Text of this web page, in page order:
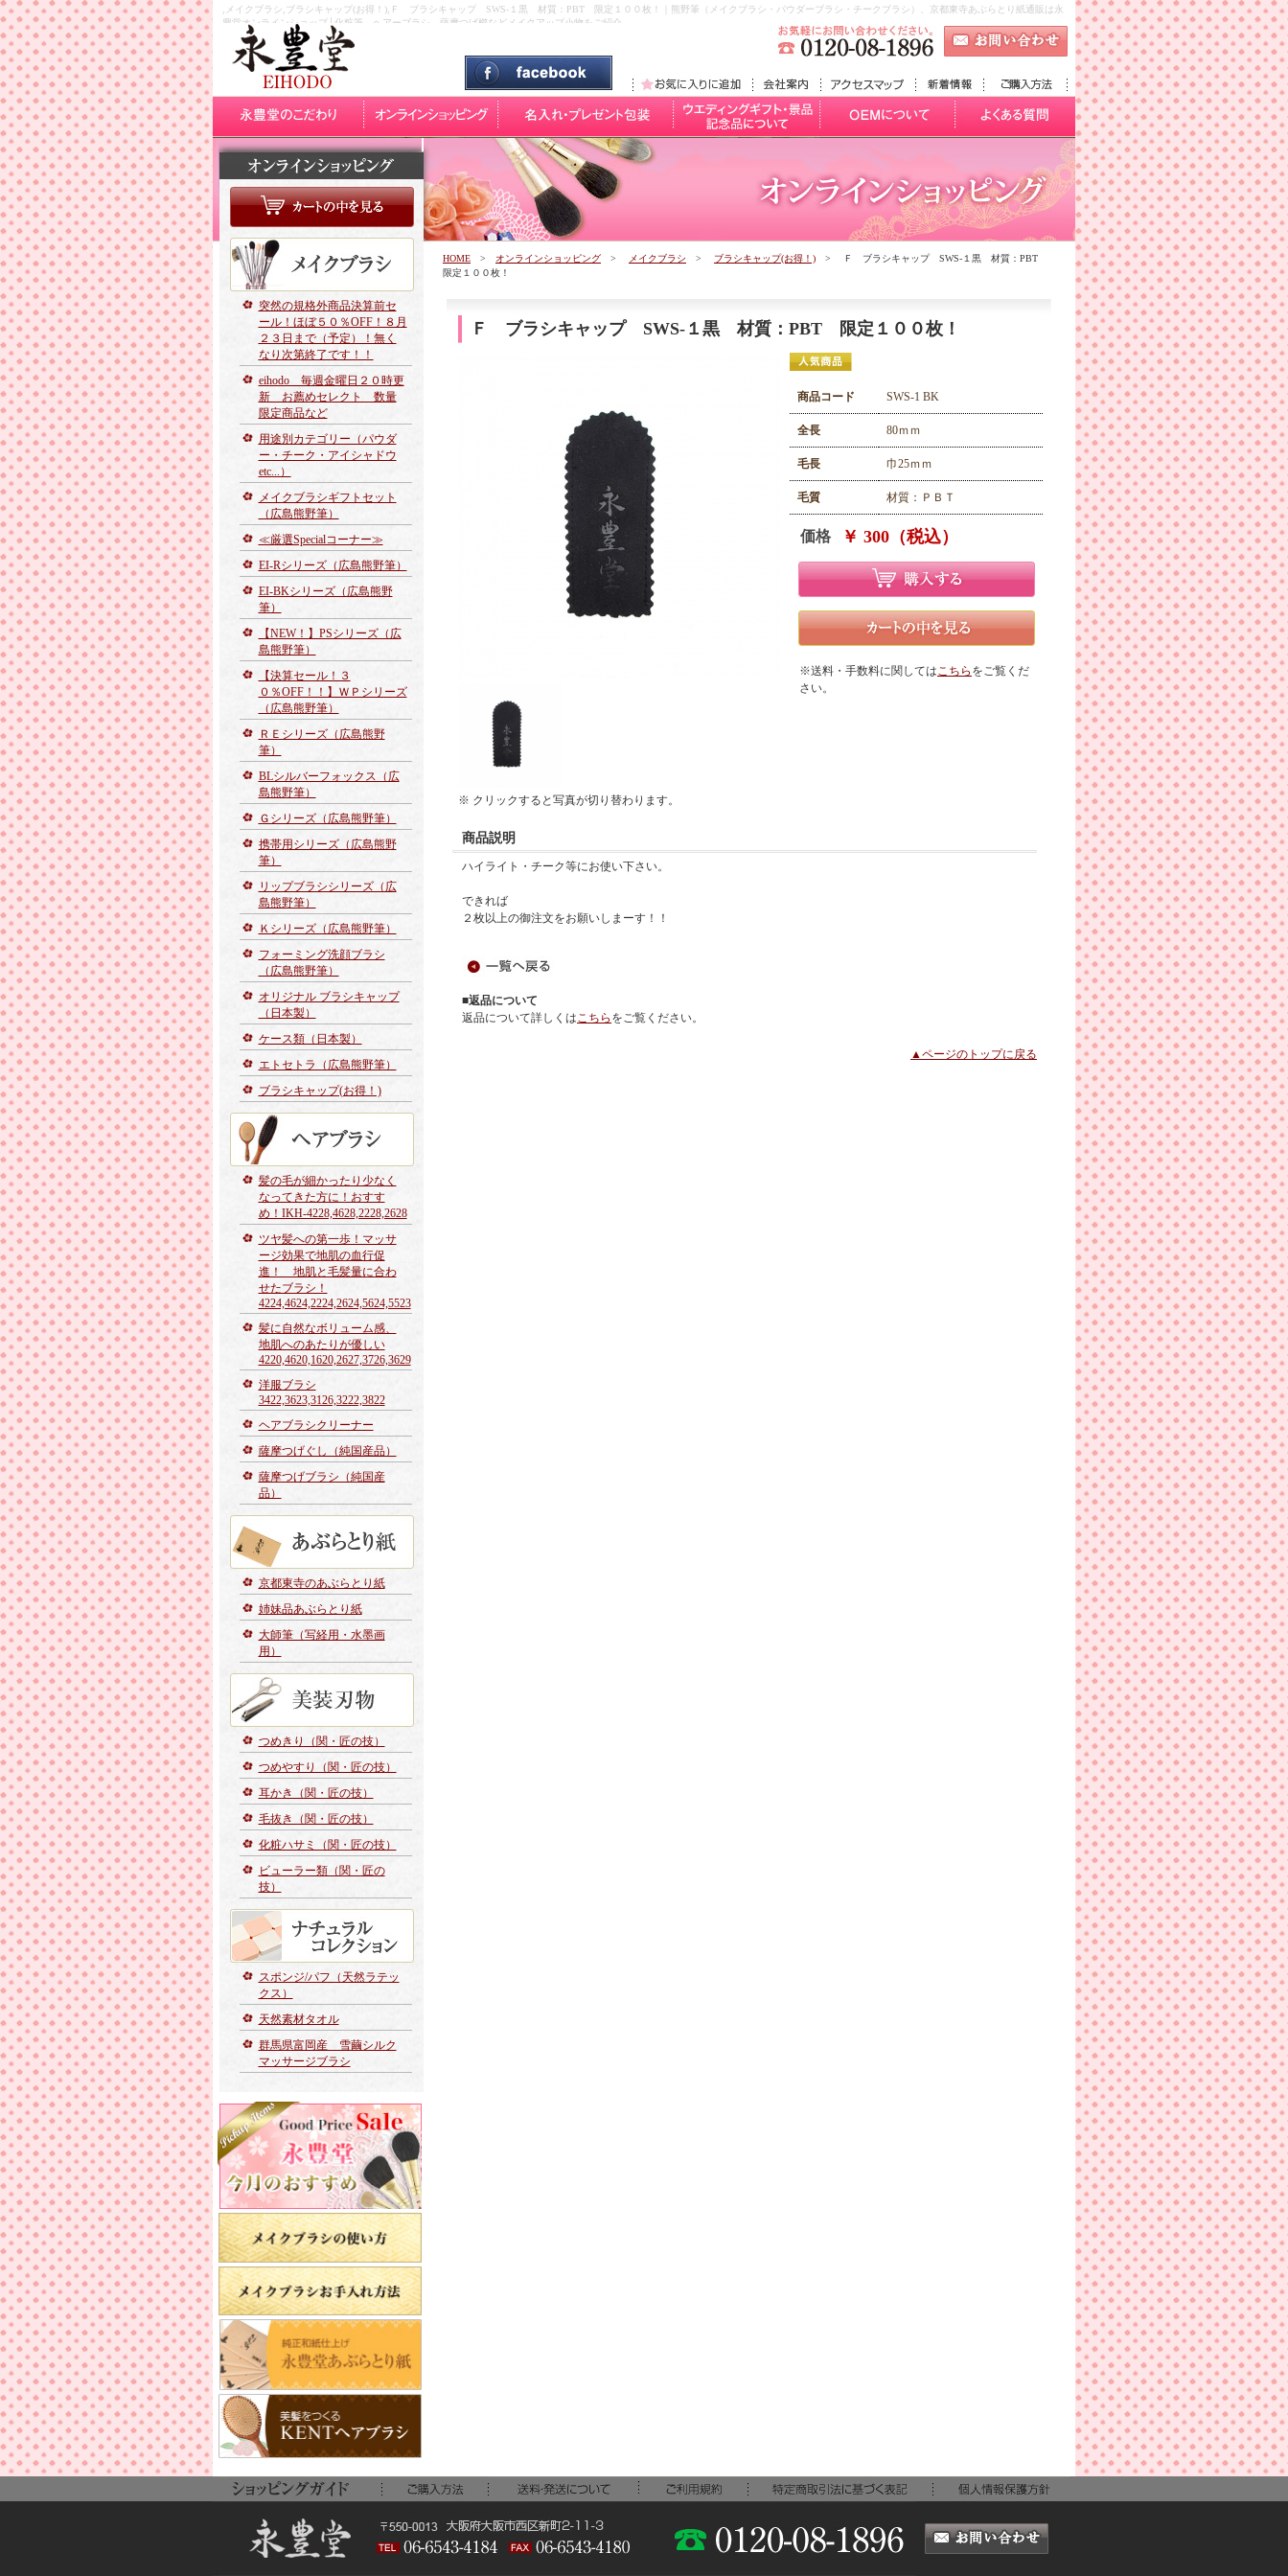
,メイクブラシ,ブラシキャップ(お得！),Ｆ ブラシキャップ SWS-１黒 材質：PBT 限定１００枚！｜熊野筆（メイクブラシ・パウダーブラシ・チークブラシ）、京都東寺あぶらとり紙通販は永
豊堂オンラインショップ│化粧筆、ヘアーブラシ、薩摩つげ櫛などメイクアップ小物をご紹介。
突然の規格外商品決算前セ
ール！ほぼ５０％OFF！８月
２３日まで（予定）！無く
なり次第終了です！！
eihodo 毎週金曜日２０時更
新 お薦めセレクト 数量
限定商品など
用途別カテゴリー（パウダ
ー・チーク・アイシャドウ
etc...）
メイクブラシギフトセット
（広島熊野筆）
≪厳選Specialコーナー≫
EI-Rシリーズ（広島熊野筆）
EI-BKシリーズ（広島熊野
筆）
【NEW！】PSシリーズ（広
島熊野筆）
【決算セール！３
０％OFF！！】ＷＰシリーズ
（広島熊野筆）
ＲＥシリーズ（広島熊野
筆）
BLシルバーフォックス（広
島熊野筆）
Ｇシリーズ（広島熊野筆）
携帯用シリーズ（広島熊野
筆）
リップブラシシリーズ（広
島熊野筆）
Ｋシリーズ（広島熊野筆）
フォーミング洗顔ブラシ
（広島熊野筆）
オリジナル ブラシキャップ
（日本製）
ケース類（日本製）
エトセトラ（広島熊野筆）
ブラシキャップ(お得！)
髪の毛が細かったり少なく
なってきた方に！おすす
め！IKH-4228,4628,2228,2628
ツヤ髪への第一歩！マッサ
ージ効果で地肌の血行促
進！ 地肌と毛髪量に合わ
せたブラシ！
4224,4624,2224,2624,5624,5523
髪に自然なボリューム感、
地肌へのあたりが優しい
4220,4620,1620,2627,3726,3629
洋服ブラシ
3422,3623,3126,3222,3822
ヘアブラシクリーナー
薩摩つげぐし（純国産品）
薩摩つげブラシ（純国産
品）
京都東寺のあぶらとり紙
姉妹品あぶらとり紙
大師筆（写経用・水墨画
用）
つめきり（関・匠の技）
つめやすり（関・匠の技）
耳かき（関・匠の技）
毛抜き（関・匠の技）
化粧ハサミ（関・匠の技）
ビューラー類（関・匠の
技）
スポンジ/パフ（天然ラテッ
クス）
天然素材タオル
群馬県富岡産 雪繭シルク
マッサージブラシ
HOME > オンラインショッピング > メイクブラシ > ブラシキャップ(お得！) > Ｆ ブラシキャップ SWS-１黒 材質：PBT
限定１００枚！
Ｆ ブラシキャップ SWS-１黒 材質：PBT 限定１００枚！
※ クリックすると写真が切り替わります。
商品コード SWS-1 BK
全長 80ｍｍ
毛長 巾25ｍｍ
毛質 材質：ＰＢＴ
価格 ￥ 300（税込）
※送料・手数料に関してはこちら をご覧くだ
さい。
商品説明
ハイライト・チーク等にお使い下さい。
できれば
２枚以上の御注文をお願いしまーす！！
■返品について
返品について詳しくはこちら をご覧ください。
▲ページのトップに戻る